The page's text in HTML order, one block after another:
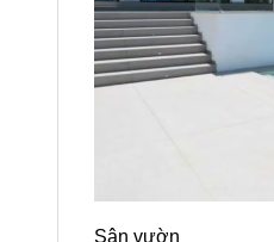
Sân vườn